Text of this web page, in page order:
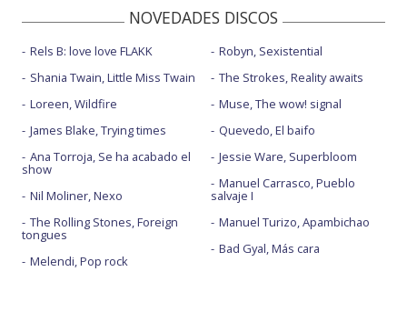
NOVEDADES DISCOS
Rels B: love love FLAKK
Shania Twain, Little Miss Twain
Loreen, Wildfire
James Blake, Trying times
Ana Torroja, Se ha acabado el
show
Nil Moliner, Nexo
The Rolling Stones, Foreign
tongues
Melendi, Pop rock
Robyn, Sexistential
The Strokes, Reality awaits
Muse, The wow! signal
Quevedo, El baifo
Jessie Ware, Superbloom
Manuel Carrasco, Pueblo
salvaje I
Manuel Turizo, Apambichao
Bad Gyal, Más cara